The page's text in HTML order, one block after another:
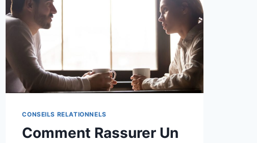
CONSEILS RELATIONNELS
Comment Rassurer Un